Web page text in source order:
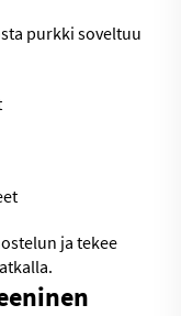
purkki soveltuu
ja tekee